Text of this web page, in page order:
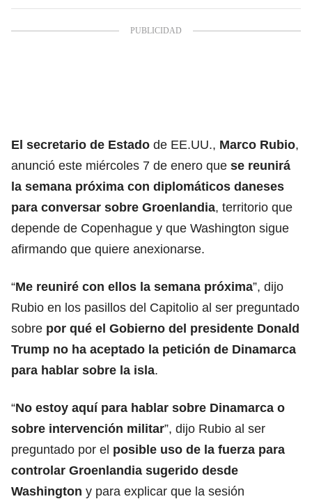
El secretario de Estado de EE.UU., Marco Rubio,
anunció este miércoles 7 de enero que se reunirá
la semana próxima con diplomáticos daneses
para conversar sobre Groenlandia, territorio que
depende de Copenhague y que Washington sigue
afirmando que quiere anexionarse.
“Me reuniré con ellos la semana próxima”, dijo
Rubio en los pasillos del Capitolio al ser preguntado
sobre por qué el Gobierno del presidente Donald
Trump no ha aceptado la petición de Dinamarca
para hablar sobre la isla.
“No estoy aquí para hablar sobre Dinamarca o
sobre intervención militar”, dijo Rubio al ser
preguntado por el posible uso de la fuerza para
controlar Groenlandia sugerido desde
Washington y para explicar que la sesión